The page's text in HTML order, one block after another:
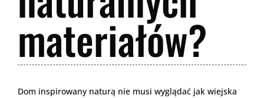
materiałów?
Dom inspirowany naturą nie musi wyglądać jak wiejska